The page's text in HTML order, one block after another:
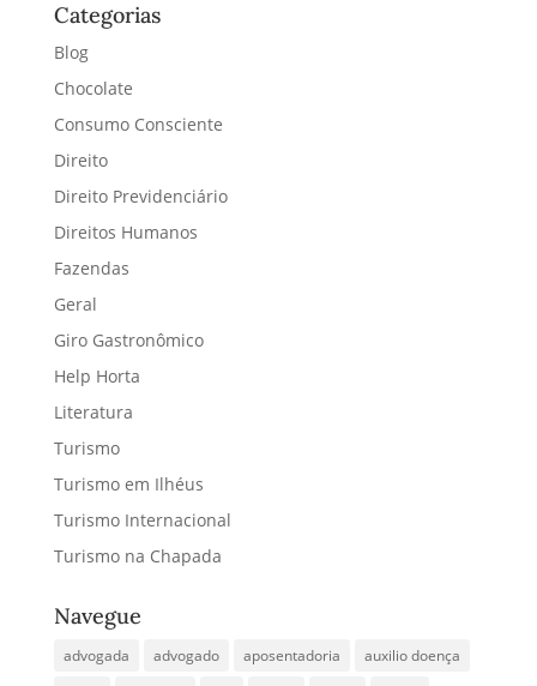
Categorias
Blog
Chocolate
Consumo Consciente
Direito
Direito Previdenciário
Direitos Humanos
Fazendas
Geral
Giro Gastronômico
Help Horta
Literatura
Turismo
Turismo em Ilhéus
Turismo Internacional
Turismo na Chapada
Navegue
advogada advogado aposentadoria
auxilio doença